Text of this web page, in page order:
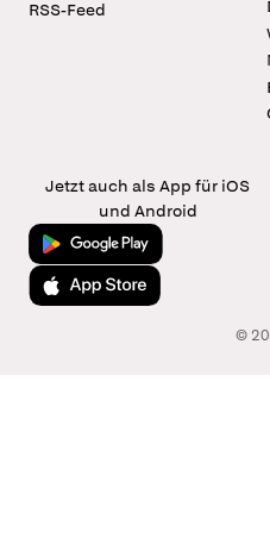
RSS-Feed
Jetzt auch als App für iOS
und Android
Jetzt bei Google Play
Laden im App Store
©